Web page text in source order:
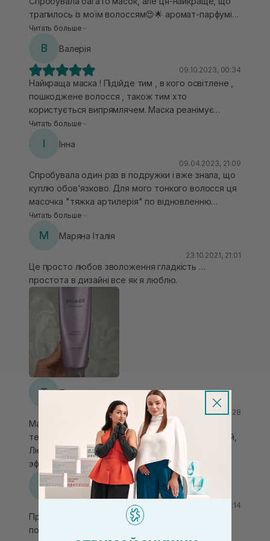
трапилось із моїм волоссям😍🌟 аромат-парфумів,
тримається до наступного миття. Маску тримала
шовкове волосся. Ця маска вкрала моє серце!!!💔
💔💔
Читать больше
В Валерія
09.10.2023, 00:34
Найкраща маска ! Підійде тим , в кого освітлене ,
пошкоджене волосся , також тим хто
користується випрямлячем. Маска реанімує
волосся , воно сяє , гладеньке і зникають всі сухі і
ні від однієї маски
Читать больше
І Інна
09.04.2023, 21:09
Спробувала один раз в подружки і вже знала, що
куплю обов'язково. Для мого тонкого волосся ця
масочка "тяжка артилерія" по відновленню
волосся) Ефект вау, дійсно, вона працює на всі
зволожене, наповнене, тяжке, розсипчасте.
Використовую на 30 хв один раз на тиждень, або
на два, як інтенсивний догляд. Просто
Читать больше
М Маряна Італія
23.10.2021, 21:01
Це просто любов зволоження гладкість …
простота в дизайні все як я люблю.
Т Татьяна
20.08.2021, 15:28
Маска работает круто если выдержать под
термошапкой минут 20-30. Расход не экономный,
Любила ее юзать как сос маску после ГОШ,
эффект как по мне накопительный.
А Альона
15.07.2021, 20:14
Продукцию в Систерс я покупаю уже года
полтора и много чего успела попробовать. Эту